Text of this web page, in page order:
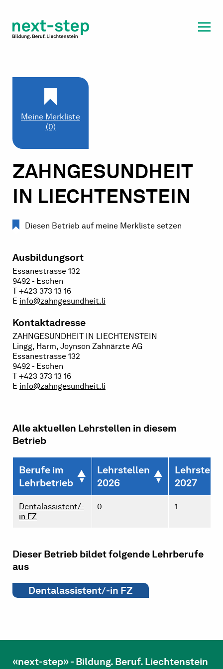
Beratung & Unterstützung
ZAHNGESUNDHEIT
IN LIECHTENSTEIN
Diesen Betrieb auf meine Merkliste setzen
Ausbildungsort
Essanestrasse 132
9492 - Eschen
T +423 373 13 16
E info@zahngesundheit.li
Kontaktadresse
ZAHNGESUNDHEIT IN LIECHTENSTEIN
Lingg, Harm, Joynson Zahnärzte AG
Essanestrasse 132
9492 - Eschen
T +423 373 13 16
E info@zahngesundheit.li
Meine Merkliste
(0)
Alle aktuellen Lehrstellen in diesem
Betrieb
Berufe im
Lehrbetrieb
Lehrstellen
2026
2027
Dentalassistent/-
in FZ
0 1
Dieser Betrieb bildet folgende Lehrberufe
aus
Dentalassistent/-in FZ
«next-step» - Bildung. Beruf. Liechtenstein